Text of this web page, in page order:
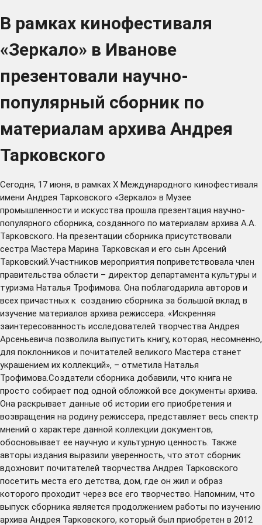
В рамках кинофестиваля
«Зеркало» в Иванове
презентовали научно-
популярный сборник по
материалам архива Андрея
Тарковского
Сегодня, 17 июня, в рамках X Международного кинофестиваля
имени Андрея Тарковского «Зеркало» в Музее
промышленности и искусства прошла презентация научно-
популярного сборника, созданного по материалам архива А.А.
Тарковского. На презентации сборника присутствовали
сестра Мастера Марина Тарковская и его сын Арсений
Тарковский.Участников мероприятия поприветствовала член
правительства области – директор департамента культуры и
туризма Наталья Трофимова. Она поблагодарила авторов и
всех причастных к созданию сборника за большой вклад в
изучение материалов архива режиссера. «Искренняя
заинтересованность исследователей творчества Андрея
Арсеньевича позволила выпустить книгу, которая, несомненно,
для поклонников и почитателей великого Мастера станет
украшением их коллекций», – отметила Наталья
Трофимова.Создатели сборника добавили, что книга не
просто собирает под одной обложкой все документы архива.
Она раскрывает данные об истории его приобретения и
возвращения на родину режиссера, представляет весь спектр
мнений о характере данной коллекции документов,
обосновывает ее научную и культурную ценность. Также
авторы издания выразили уверенность, что этот сборник
вдохновит почитателей творчества Андрея Тарковского
посетить места его детства, дом, где он жил и образ
которого проходит через все его творчество. Напомним, что
выпуск сборника является продолжением работы по изучению
архива Андрея Тарковского, который был приобретен в 2012